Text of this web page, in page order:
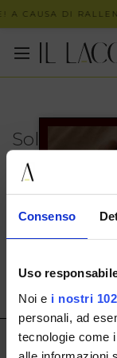
Consenso
Uso
Noi e i nostri
personali, ad
tecnologie come
A CAUSA DI
Solo in
PUOI TROVARE
NOSTRI PUNTI